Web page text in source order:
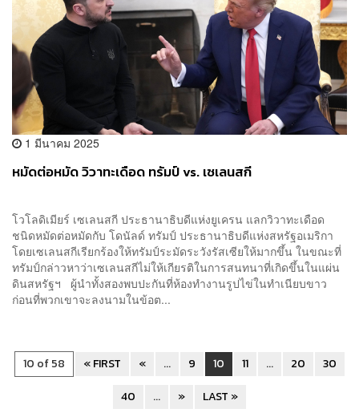
1 มีนาคม 2025
หมัดต่อหมัด วิวาทะเดือด ทรัมป์ vs. เซเลนสกี
โวโลดิเมียร์ เซเลนสกี ประธานาธิบดีแห่งยูเครน แลกวิวาทะเดือด
ชนิดหมัดต่อหมัดกับ โดนัลด์ ทรัมป์ ประธานาธิบดีแห่งสหรัฐอเมริกา
โดยเซเลนสกีเรียกร้องให้ทรัมป์ระมัดระวังรัสเซียให้มากขึ้น ในขณะที่
ทรัมป์กล่าวหาว่าเซเลนสกีไม่ให้เกียรติในการสนทนาที่เกิดขึ้นในแผ่น
ดินสหรัฐฯ ผู้นำทั้งสองพบปะกันที่ห้องทำงานรูปไข่ในทำเนียบขาว
ก่อนที่พวกเขาจะลงนามในข้อต...
10 of 58 « FIRST « ... 9 10 11 ... 20
30
40
... » LAST »